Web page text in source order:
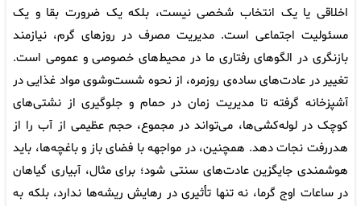
اخلاقی یا یک انتخاب شخصی نیست، بلکه یک ضرورت بقا و یک
مسئولیت اجتماعی است. مدیریت مصرف در روزهای گرم، نیازمند
بازنگری در الگوهای رفتاری ما در محیط‌های خصوصی و عمومی است.
تغییر در عادت‌های ساده‌ی روزمره، از نحوه شست‌وشوی مواد غذایی در
آشپزخانه گرفته تا مدیریت زمان در حمام و جلوگیری از نشتی‌های
کوچک در لوله‌کشی‌ها، می‌تواند در مجموع، حجم عظیمی از آب را از
هدررفت نجات دهد. همچنین، در مواجهه با فضای باز و باغچه‌ها، باید
هوشمندی جایگزین عادت‌های سنتی شود؛ برای مثال، آبیاری گیاهان
در ساعات اوج گرما، نه تنها تأثیری در رهایش ریشه‌ها ندارد، بلکه به